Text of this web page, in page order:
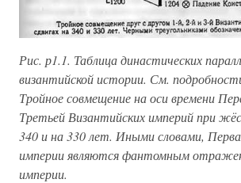
Рис. р1.1. Таблица династических
византийской истории. См.
Тройное совмещение на оси времени
Третьей Византийских империй при
340 и на 330 лет. Иными словами,
империи являются фантомным
империи.